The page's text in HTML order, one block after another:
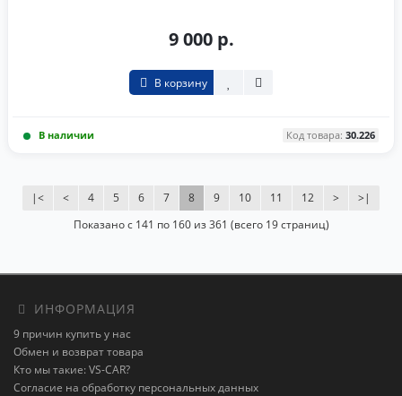
9 000 р.
В корзину
В наличии Код товара: 30.226
|< < 4 5 6 7 8 9 10 11 12 > >|
Показано с 141 по 160 из 361 (всего 19 страниц)
ИНФОРМАЦИЯ
9 причин купить у нас
Обмен и возврат товара
Кто мы такие: VS-CAR?
Согласие на обработку персональных данных